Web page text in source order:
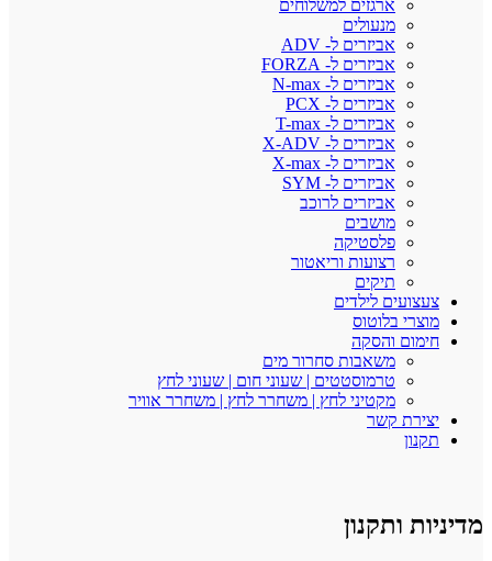
ארגזים למשלוחים
מנעולים
אביזרים ל- ADV
אביזרים ל- FORZA
אביזרים ל- N-max
אביזרים ל- PCX
אביזרים ל- T-max
אביזרים ל- X-ADV
אביזרים ל- X-max
אביזרים ל- SYM
אביזרים לרוכב
מושבים
פלסטיקה
רצועות וריאטור
תיקים
צעצועים לילדים
מוצרי בלוטוס
חימום והסקה
משאבות סחרור מים
טרמוסטטים | שעוני חום | שעוני לחץ
מקטיני לחץ | משחרר לחץ | משחרר אוויר
יצירת קשר
תקנון
מדיניות ותקנון